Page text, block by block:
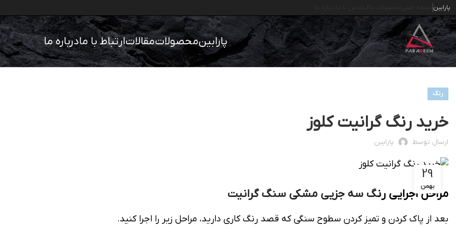
پارابین
پارابینمحصولاتمقالاتارتباط با مادرباره ما
رنگ
خرید رنگ گرانیت کلوز
ارسال توسط پارابین
29
بهمن
مراحل اجرایی رنگ سه جزیی مشکی سنگ گرانیت
بعد از پاک کردن و تمیز کردن سطوح سنگی که قصد رنگ کاری دارید، مراحل زیر را اجرا کنید.